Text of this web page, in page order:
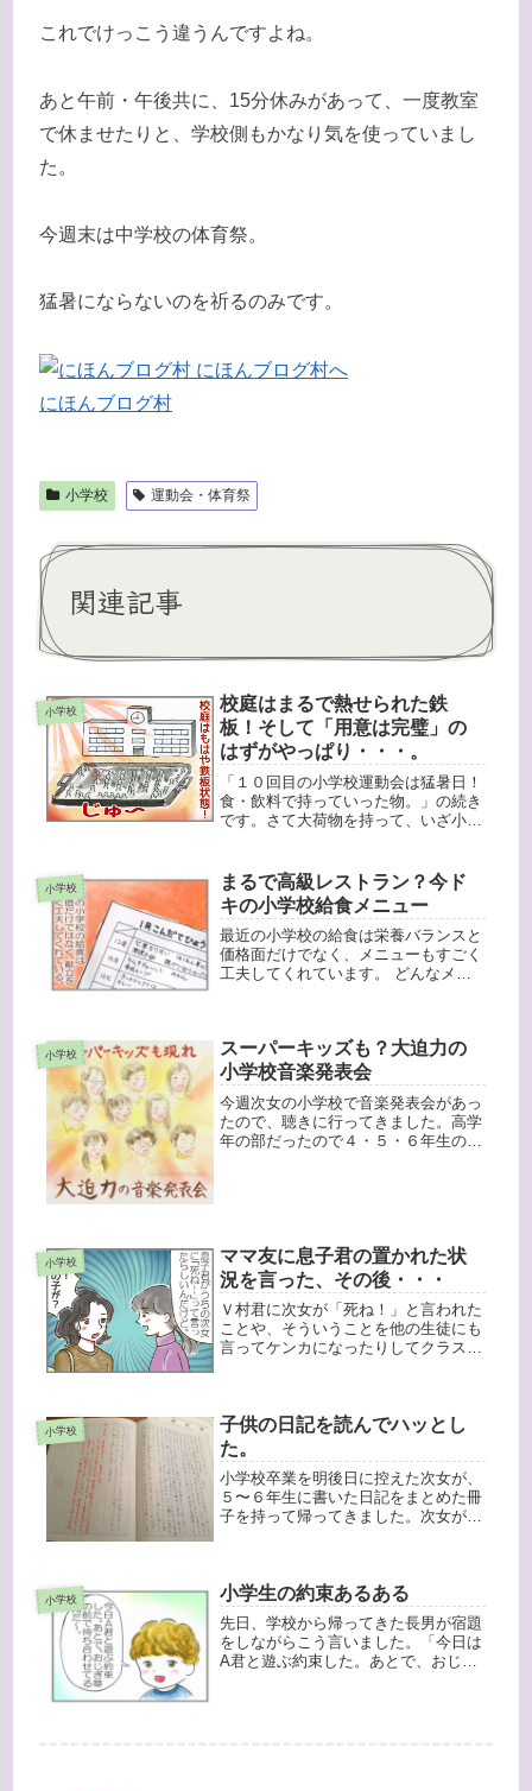
これでけっこう違うんですよね。
あと午前・午後共に、15分休みがあって、一度教室
で休ませたりと、学校側もかなり気を使っていまし
た。
今週末は中学校の体育祭。
猛暑にならないのを祈るのみです。
にほんブログ村
小学校 運動会・体育祭
関連記事
小学校
校庭はまるで熱せられた鉄
板！そして「用意は完璧」の
はずがやっぱり・・・。
「１０回目の小学校運動会は猛暑日！
食・飲料で持っていった物。」の続き
です。さて大荷物を持って、いざ小学
はいったん取りに戻りました。後から
小学校へ行くと、もう校庭はすごい
人！...
小学校
まるで高級レストラン？今ド
キの小学校給食メニュー
最近の小学校の給食は栄養バランスと
価格面だけでなく、メニューもすごく
工夫してくれています。 どんなメニ
せんべい汁やら愛知県の味噌カツや
ら、...
小学校
スーパーキッズも？大迫力の
小学校音楽発表会
今週次女の小学校で音楽発表会があっ
たので、聴きに行ってきました。高学
年の部だったので４・５・６年生の学
小学校
ママ友に息子君の置かれた状
況を言った、その後・・・
Ｖ村君に次女が「死ね！」と言われた
ことや、そういうことを他の生徒にも
言ってケンカになったりしてクラスで
女ちゃんにそんなこと言ったの？そし
て...
小学校
子供の日記を読んでハッとし
た。
小学校卒業を明後日に控えた次女が、
５〜６年生に書いた日記をまとめた冊
子を持って帰ってきました。次女が５
った２年間ですが、その間の次女の成
長...
小学校 小学生の約束あるある
先日、学校から帰ってきた長男が宿題
をしながらこう言いました。「今日は
A君と遊ぶ約束した。あとで、おじぎ